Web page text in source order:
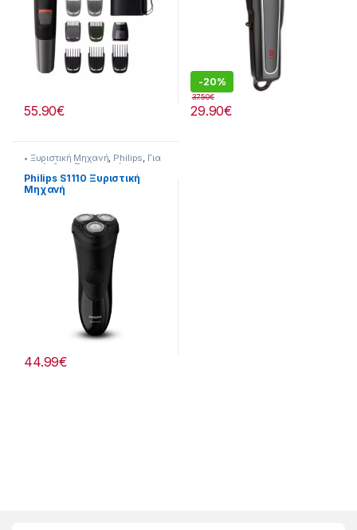
55.90€
-20%
29.90€
37.50€
• Ξυριστική Μηχανή, Philips, Για
τον Ανδρα Προσωπική
Φροντίδα
Philips S1110 Ξυριστική
Μηχανή
44.99€